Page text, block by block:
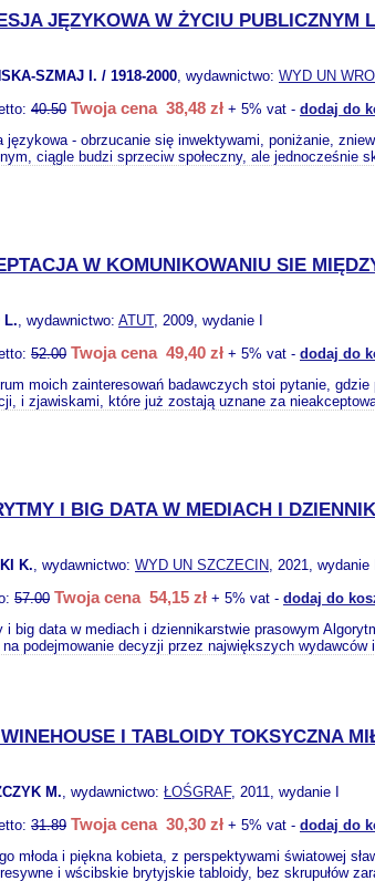
JĘZYKOWA W ŻYCIU PUBLICZNYM
SZMAJ I. / 1918-2000, wydawnictwo: WYD UN
40.50 Twoja cena 38,48 zł + 5% vat - dodaj do
językowa - obrzucanie się inwektywami, poniżanie,
ciągle budzi sprzeciw społeczny, ale jednocześnie
W KOMUNIKOWANIU SIE
L., wydawnictwo: ATUT, 2009, wydanie I
52.00 Twoja cena 49,40 zł + 5% vat - dodaj do
moich zainteresowań badawczych stoi pytanie,
i zjawiskami, które już zostają uznane za
I BIG DATA W MEDIACH I
K., wydawnictwo: WYD UN SZCZECIN, 2021, wydanie I
57.00 Twoja cena 54,15 zł + 5% vat - dodaj do
i big data w mediach i dziennikarstwie prasowym
na podejmowanie decyzji przez największych wydawców
I TABLOIDY TOKSYCZNA
M., wydawnictwo: ŁOŚGRAF, 2011, wydanie I
31.89 Twoja cena 30,30 zł + 5% vat - dodaj do
młoda i piękna kobieta, z perspektywami światowej
i wścibskie brytyjskie tabloidy, bez skrupułów